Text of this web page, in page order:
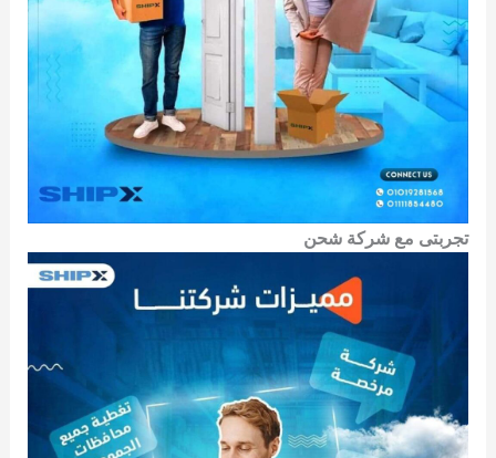
تجربتى مع شركة شحن